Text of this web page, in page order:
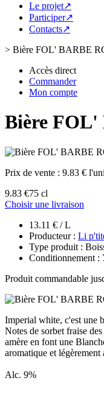
Le projet↗
Participer↗
Contacts↗
> Bière FOL' BARBE
Accès direct
Commander
Mon compte
Bière FOL'
Prix de vente : 9.83 €
9.83 €75 cl
Choisir une livraison
13.11 € / L
Producteur : Li
Type produit :
Conditionnement :
Produit commandable
Imperial white, c'est une
Notes de sorbet fraise
amère en font une
aromatique et légèrement
Alc. 9%